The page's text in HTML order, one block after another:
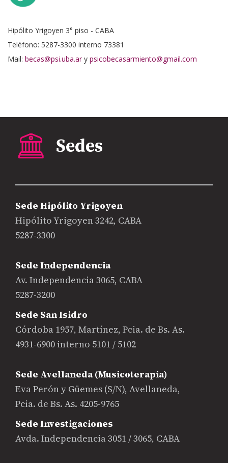
Hipólito Yrigoyen 3° piso - CABA
Teléfono: 5287-3300 interno 73381
Mail: becas@psi.uba.ar y psicobecasarmiento@gmail.com
Sede Hipólito Yrigoyen
Hipólito Yrigoyen 3242, CABA
5287-3300
Sede Independencia
Av. Independencia 3065, CABA
5287-3200
Sede San Isidro
Córdoba 1957, Martínez, Pcia. de Bs. As.
4931-6900 interno 5101 / 5102
Sede Avellaneda (Musicoterapia)
Eva Perón y Güemes (S/N), Avellaneda,
Pcia. de Bs. As. 4205-9765
Sede Investigaciones
Avda. Independencia 3051 / 3065, CABA